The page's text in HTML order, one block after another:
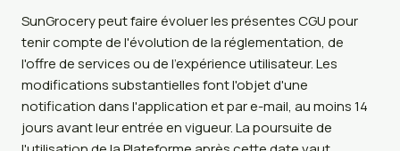
SunGrocery peut faire évoluer les présentes CGU pour
tenir compte de l'évolution de la réglementation, de
l'offre de services ou de l'expérience utilisateur. Les
modifications substantielles font l'objet d'une
notification dans l'application et par e-mail, au moins 14
jours avant leur entrée en vigueur. La poursuite de